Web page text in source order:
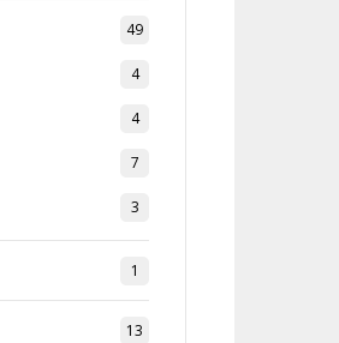
49
4
4
7
3
1
13